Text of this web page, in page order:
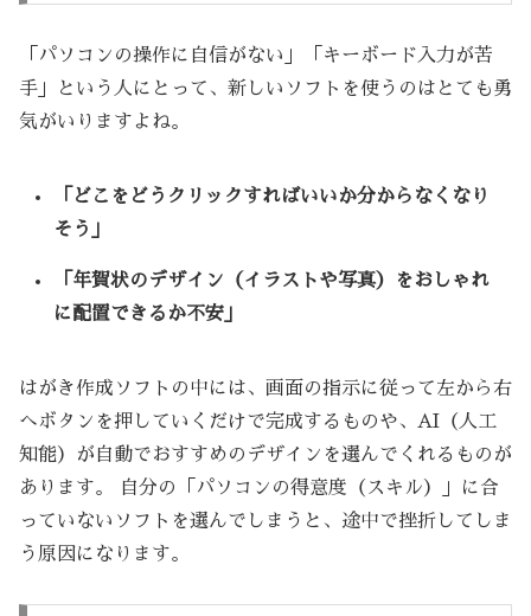
「パソコンの操作に自信がない」「キーボード入力が苦
手」という人にとって、新しいソフトを使うのはとても勇
気がいりますよね。
「どこをどうクリックすればいいか分からなくなり
そう」
「年賀状のデザイン（イラストや写真）をおしゃれ
に配置できるか不安」
はがき作成ソフトの中には、画面の指示に従って左から右
へボタンを押していくだけで完成するものや、AI（人工
知能）が自動でおすすめのデザインを選んでくれるものが
あります。 自分の「パソコンの得意度（スキル）」に合
っていないソフトを選んでしまうと、途中で挫折してしま
う原因になります。